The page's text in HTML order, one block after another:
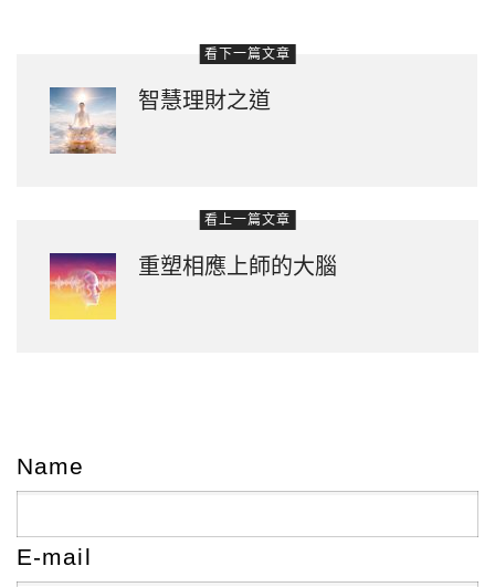
看下一篇文章
智慧理財之道
看上一篇文章
重塑相應上師的大腦
Name
E-mail